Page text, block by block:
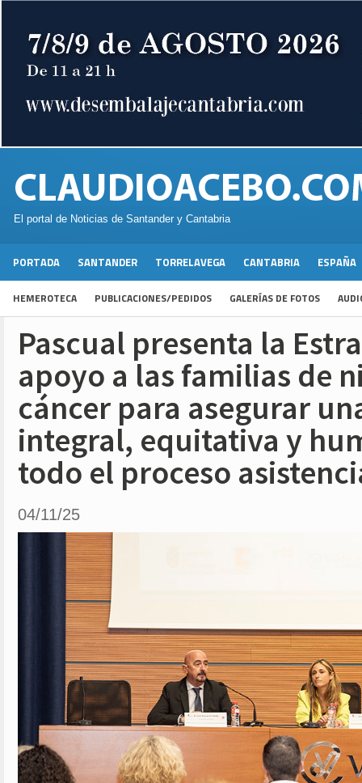
El portal de Noticias de Santander y Cantabria
PORTADA SANTANDER TORRELAVEGA CANTABRIA ESPAÑA
HEMEROTECA PUBLICACIONES/PEDIDOS GALERÍAS DE FOTOS
Pascual presenta la
apoyo a las familias de
cáncer para asegurar
integral, equitativa y
todo el proceso
04/11/25